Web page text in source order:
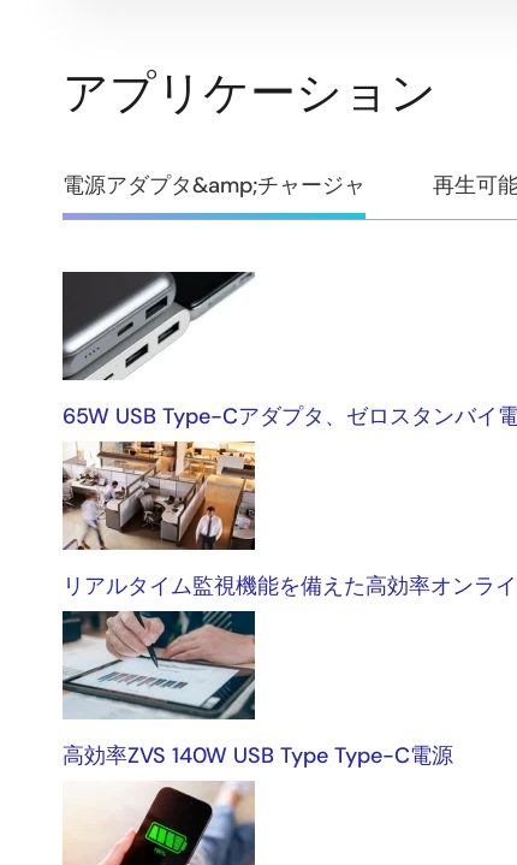
アプリケーション
電源アダプタ&amp;チャージャ 再生可
電
源
ア
ダ
プ
タ
&amp;
チ
ャ
ー
ジ
ャ
65W USB Type-Cアダプタ、ゼロスタンバイ
リアルタイム監視機能を備えた高効率オンラ
高効率ZVS 140W USB Type Type-C電源